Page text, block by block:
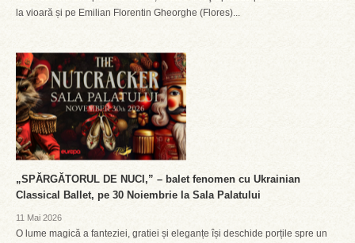
la vioară și pe Emilian Florentin Gheorghe (Flores)...
„SPĂRGĂTORUL DE NUCI,” – balet fenomen cu Ukrainian
Classical Ballet, pe 30 Noiembrie la Sala Palatului
11 Mai 2026
O lume magică a fanteziei, gratiei și eleganțe își deschide porțile spre un